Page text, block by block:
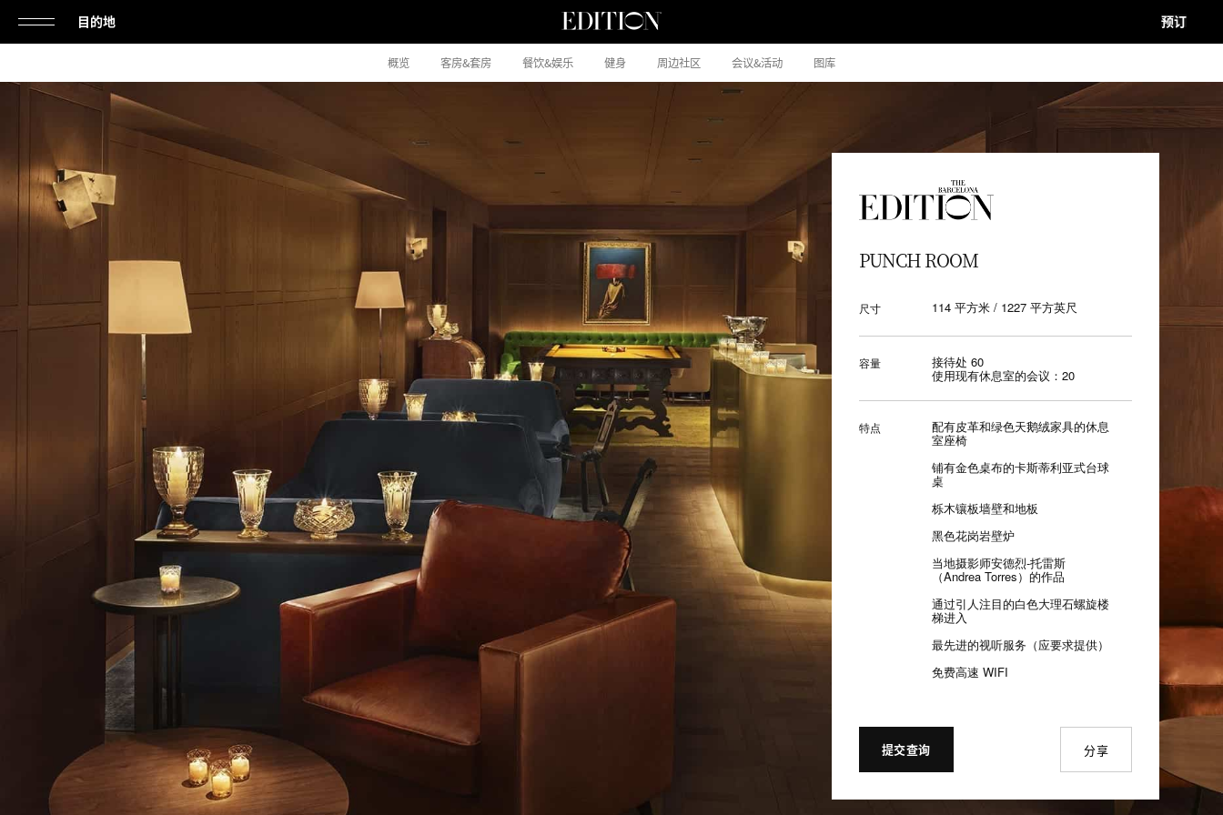
打
关
闭
目的地 预订
概览 客房&套房 餐饮&娱乐 健身 周边社区 会议&活动 图库
PUNCH ROOM
尺寸 114 平方米 / 1227 平方英尺
容量 接待处 60
使用现有休息室的会议：20
特点 配有皮革和绿色天鹅绒家具的休息
室座椅
铺有金色桌布的卡斯蒂利亚式台球
桌
栎木镶板墙壁和地板
黑色花岗岩壁炉
当地摄影师安德烈-托雷斯
（Andrea Torres）的作品
通过引人注目的白色大理石螺旋楼
梯进入
最先进的视听服务（应要求提供）
免费高速 WIFI
提交查询 分享